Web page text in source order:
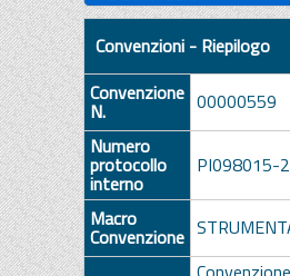
Convenzioni - Riepilogo
Convenzione
N.
00000559
Numero
protocollo
interno
PI098015-
Macro
Convenzione